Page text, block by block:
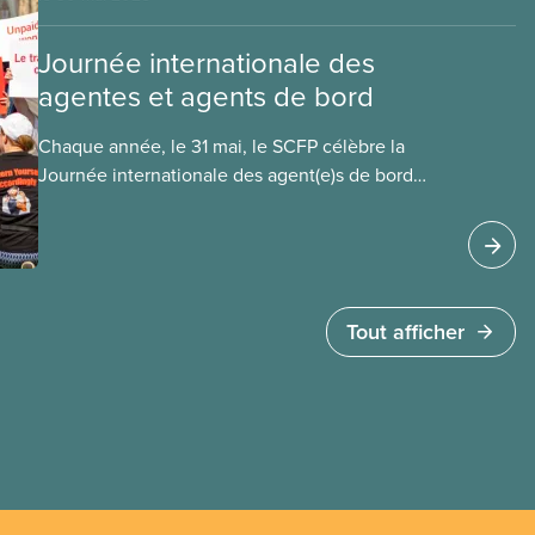
Journée internationale des
agentes et agents de bord
Chaque année, le 31 mai, le SCFP célèbre la
Journée internationale des agent(e)s de bord
célébrer les progrès réalisés en tant que syndicat
pour rendre nos emplois plus sécuritaires etTout afficher